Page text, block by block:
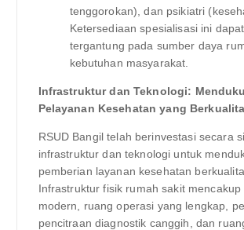
tenggorokan), dan psikiatri
Ketersediaan spesialisasi ini
tergantung pada sumber daya
kebutuhan masyarakat.
Infrastruktur dan Teknologi:
Pelayanan Kesehatan yang
RSUD Bangil telah berinvestasi secara
infrastruktur dan teknologi untuk
pemberian layanan kesehatan
Infrastruktur fisik rumah sakit mencakup
modern, ruang operasi yang lengkap,
pencitraan diagnostik canggih, dan